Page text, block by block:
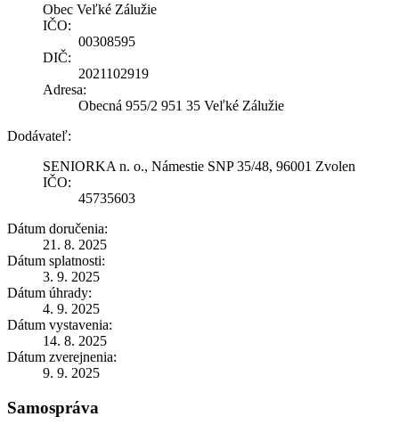
Obec Veľké Zálužie
IČO:
00308595
DIČ:
2021102919
Adresa:
Obecná 955/2 951 35 Veľké Zálužie
Dodávateľ:
SENIORKA n. o., Námestie SNP 35/48, 96001 Zvolen
IČO:
45735603
Dátum doručenia:
21. 8. 2025
Dátum splatnosti:
3. 9. 2025
Dátum úhrady:
4. 9. 2025
Dátum vystavenia:
14. 8. 2025
Dátum zverejnenia:
9. 9. 2025
Samospráva